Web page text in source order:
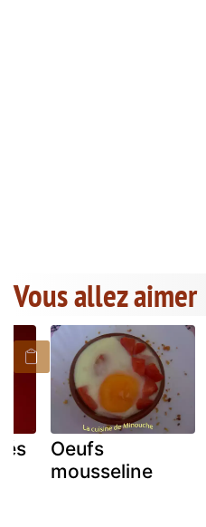
Vous allez aimer
Oeufs
mousseline